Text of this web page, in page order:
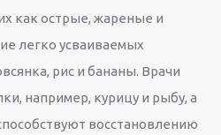
как острые, жареные и
легко усваиваемых
рис и бананы. Врачи
например, курицу и рыбу, а
восстановлению